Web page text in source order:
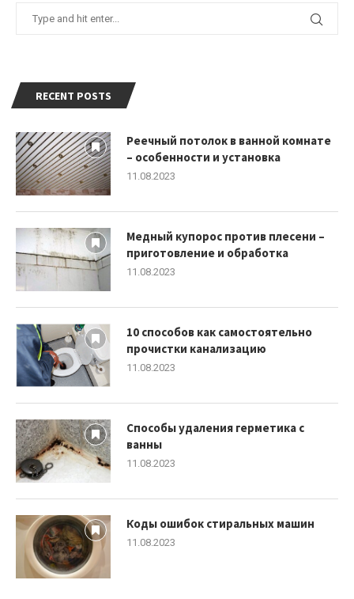
RECENT POSTS
Реечный потолок в ванной комнате
– особенности и установка
11.08.2023
Медный купорос против плесени –
приготовление и обработка
11.08.2023
10 способов как самостоятельно
прочистки канализацию
11.08.2023
Способы удаления герметика с
ванны
11.08.2023
Коды ошибок стиральных машин
11.08.2023